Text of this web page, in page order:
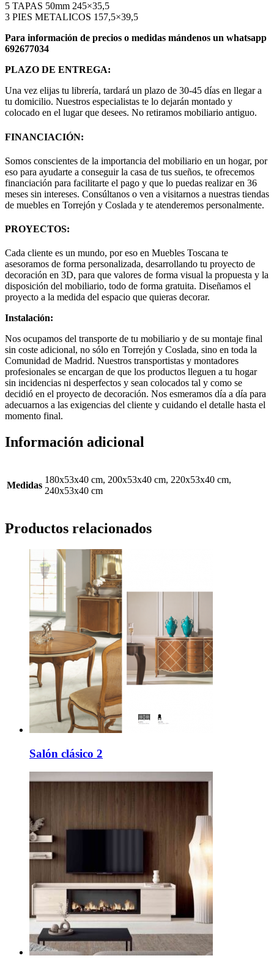
5 TAPAS 50mm 245×35,5
3 PIES METALICOS 157,5×39,5
Para información de precios o medidas mándenos un whatsapp
692677034
PLAZO DE ENTREGA:
Una vez elijas tu librería, tardará un plazo de 30-45 días en llegar a
tu domicilio. Nuestros especialistas te lo dejarán montado y
colocado en el lugar que desees. No retiramos mobiliario antiguo.
FINANCIACIÓN:
Somos conscientes de la importancia del mobiliario en un hogar, por
eso para ayudarte a conseguir la casa de tus sueños, te ofrecemos
financiación para facilitarte el pago y que lo puedas realizar en 36
meses sin intereses. Consúltanos o ven a visitarnos a nuestras tiendas
de muebles en Torrejón y Coslada y te atenderemos personalmente.
PROYECTOS:
Cada cliente es un mundo, por eso en Muebles Toscana te
asesoramos de forma personalizada, desarrollando tu proyecto de
decoración en 3D, para que valores de forma visual la propuesta y la
disposición del mobiliario, todo de forma gratuita. Diseñamos el
proyecto a la medida del espacio que quieras decorar.
Instalación:
Nos ocupamos del transporte de tu mobiliario y de su montaje final
sin coste adicional, no sólo en Torrejón y Coslada, sino en toda la
Comunidad de Madrid. Nuestros transportistas y montadores
profesionales se encargan de que los productos lleguen a tu hogar
sin incidencias ni desperfectos y sean colocados tal y como se
decidió en el proyecto de decoración. Nos esmeramos día a día para
adecuarnos a las exigencias del cliente y cuidando el detalle hasta el
momento final.
Información adicional
Medidas
180x53x40 cm, 200x53x40 cm, 220x53x40 cm,
240x53x40 cm
Productos relacionados
Salón clásico 2